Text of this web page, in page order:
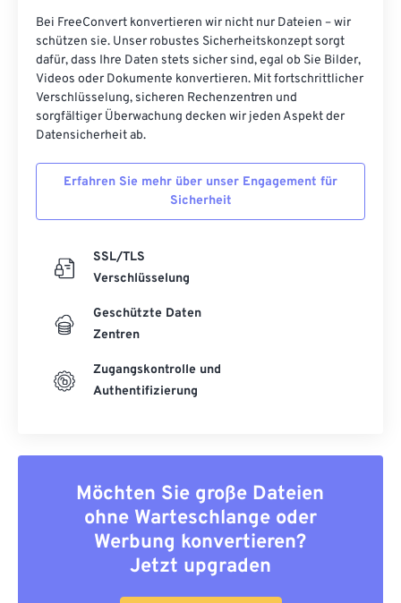
Bei FreeConvert konvertieren wir nicht nur Dateien – wir
schützen sie. Unser robustes Sicherheitskonzept sorgt
dafür, dass Ihre Daten stets sicher sind, egal ob Sie Bilder,
Videos oder Dokumente konvertieren. Mit fortschrittlicher
Verschlüsselung, sicheren Rechenzentren und
sorgfältiger Überwachung decken wir jeden Aspekt der
Datensicherheit ab.
Erfahren Sie mehr über unser Engagement für
Sicherheit
SSL/TLS
Verschlüsselung
Geschützte Daten
Zentren
Zugangskontrolle und
Authentifizierung
Möchten Sie große Dateien
ohne Warteschlange oder
Werbung konvertieren?
Jetzt upgraden